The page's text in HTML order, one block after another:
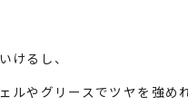
けるし、
ルやグリースでツヤを強め